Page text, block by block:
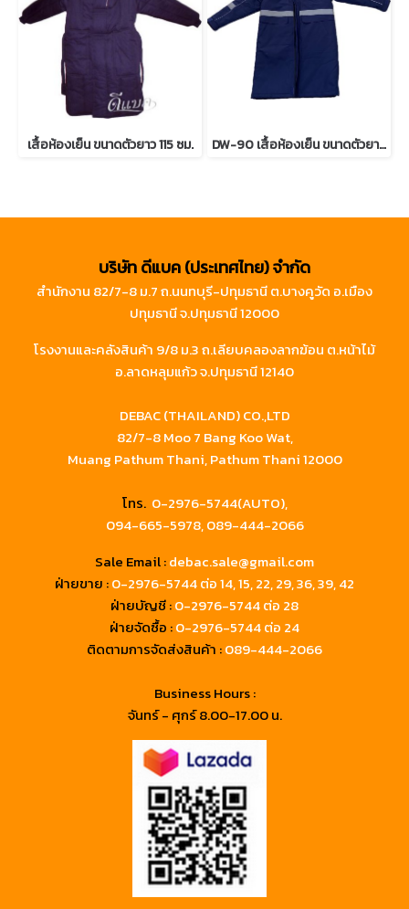
เสื้อห้องเย็น ขนาดตัวยาว 115 ซม. DW-90 เสื้อห้องเย็น ขนาดตัวยาว 90 ซม.
บริษัท ดีแบค (ประเทศไทย) จำกัด
สำนักงาน 82/7-8 ม.7 ถ.นนทบุรี-ปทุมธานี ต.บางคูวัด อ.เมือง
ปทุมธานี จ.ปทุมธานี 12000
โรงงานและคลังสินค้า 9/8 ม.3 ถ.เลียบคลองลากฆ้อน ต.หน้าไม้
อ.ลาดหลุมแก้ว จ.ปทุมธานี 12140
DEBAC (THAILAND) CO.,LTD
82/7-8 Moo 7 Bang Koo Wat,
Muang Pathum Thani, Pathum Thani 12000
โทร. 0-2976-5744(AUTO),
094-665-5978,089-444-2066
Sale Email :debac.sale@gmail.com
ฝ่ายขาย :0-2976-5744ต่อ 14, 15, 22, 29, 36, 39, 42
ฝ่ายบัญชี :0-2976-5744 ต่อ 28
ฝ่ายจัดซื้อ :0-2976-5744 ต่อ 24
ติดตามการจัดส่งสินค้า :089-444-2066
Business Hours :
จันทร์ - ศุกร์ 8.00-17.00 น.